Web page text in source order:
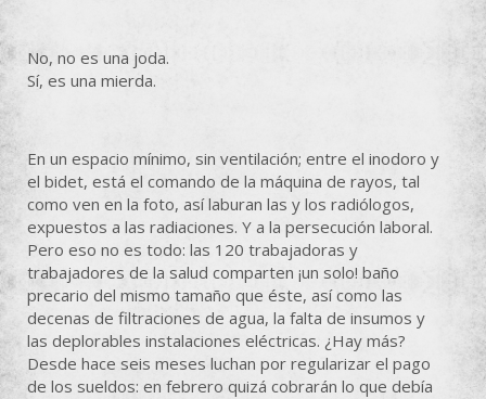
No, no es una joda.
Sí, es una mierda.
En un espacio mínimo, sin ventilación; entre el inodoro y
el bidet, está el comando de la máquina de rayos, tal
como ven en la foto, así laburan las y los radiólogos,
expuestos a las radiaciones. Y a la persecución laboral.
Pero eso no es todo: las 120 trabajadoras y
trabajadores de la salud comparten ¡un solo! baño
precario del mismo tamaño que éste, así como las
decenas de filtraciones de agua, la falta de insumos y
las deplorables instalaciones eléctricas. ¿Hay más?
Desde hace seis meses luchan por regularizar el pago
de los sueldos: en febrero quizá cobrarán lo que debía